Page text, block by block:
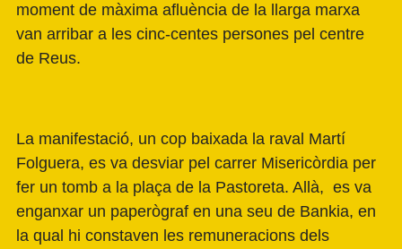
moment de màxima afluència de la llarga marxa
van arribar a les cinc-centes persones pel centre
de Reus.
La manifestació, un cop baixada la raval Martí
Folguera, es va desviar pel carrer Misericòrdia per
fer un tomb a la plaça de la Pastoreta. Allà, es va
enganxar un paperògraf en una seu de Bankia, en
la qual hi constaven les remuneracions dels